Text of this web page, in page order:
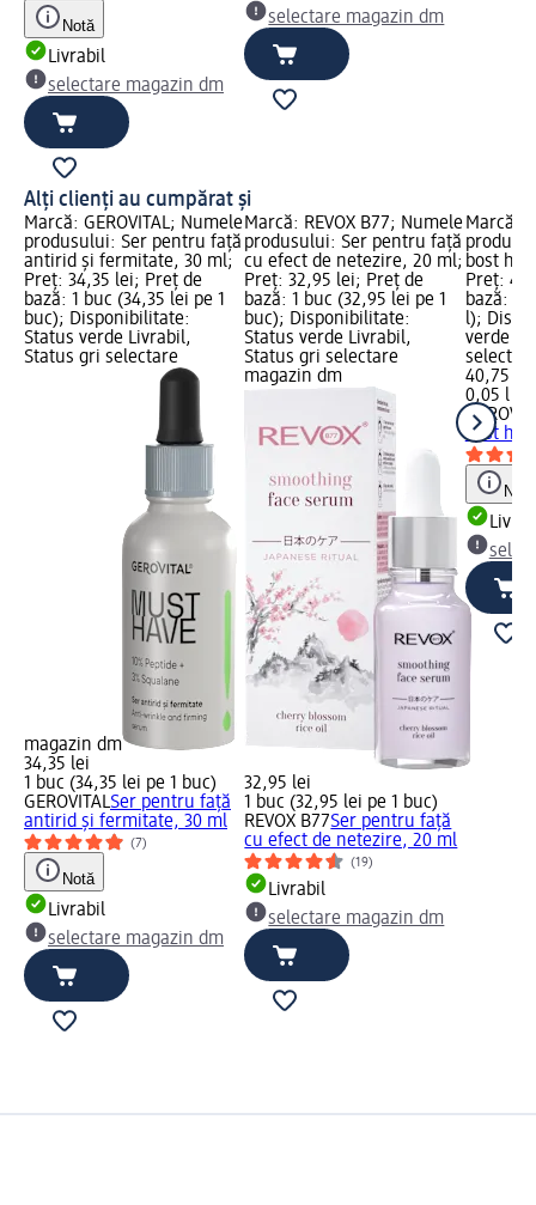
Notă
Livrabil
selectare magazin dm
selectare magazin dm
Alți clienți au cumpărat și
Marcă: GEROVITAL; Numele
produsului: Ser pentru față
antirid și fermitate, 30 ml;
Preț: 34,35 lei; Preț de
bază: 1 buc (34,35 lei pe 1
buc); Disponibilitate:
Status verde Livrabil,
Status gri selectare
magazin dm
34,35 lei
1 buc (34,35 lei pe 1 buc)
GEROVITALSer pentru față
antirid și fermitate, 30 ml
(7)
Notă
Livrabil
selectare magazin dm
Marcă: REVOX B77; Numele
produsului: Ser pentru față
cu efect de netezire, 20 ml;
Preț: 32,95 lei; Preț de
bază: 1 buc (32,95 lei pe 1
buc); Disponibilitate:
Status verde Livrabil,
Status gri selectare
magazin dm
32,95 lei
1 buc (32,95 lei pe 1 buc)
REVOX B77Ser pentru față
cu efect de netezire, 20 ml
(19)
Livrabil
selectare magazin dm
Marcă:
bost
Preț:
bază:
l);
verde
40,75 lei
0,05 l
bost
Notă